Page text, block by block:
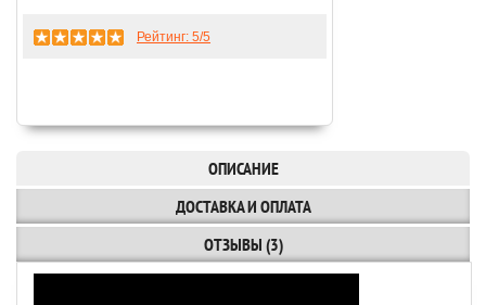
Рейтинг: 5/5
ОПИСАНИЕ
ДОСТАВКА И ОПЛАТА
ОТЗЫВЫ (3)